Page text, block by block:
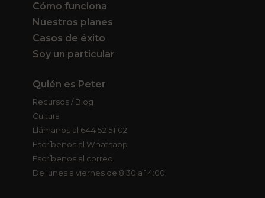
Cómo funciona
Nuestros planes
Casos de éxito
Soy un particular
Quién es Peter
Recursos / Blog
Cultura
Llámanos al 644 52 51 02
Escríbenos al Whatsapp
Escríbenos al correo
De lunes a viernes de 8:30 a 14:00